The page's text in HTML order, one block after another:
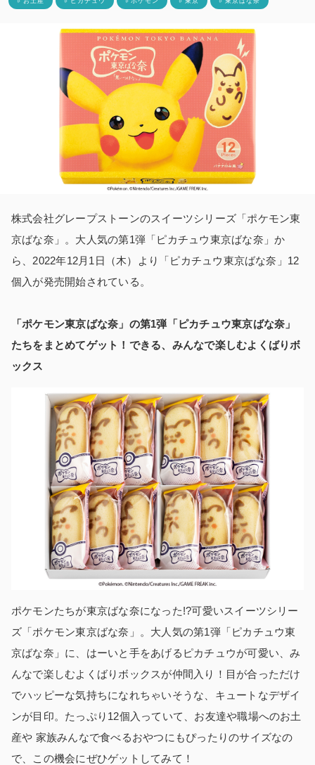
株式会社グレープストーンのスイーツシリーズ「ポケモン東
京ばな奈」。大人気の第1弾「ピカチュウ東京ばな奈」か
ら、2022年12月1日（木）より「ピカチュウ東京ばな奈」12
個入が発売開始されている。
「ポケモン東京ばな奈」の第1弾「ピカチュウ東京ばな奈」
たちをまとめてゲット！できる、みんなで楽しむよくばりボ
ックス
ポケモンたちが東京ばな奈になった!?可愛いスイーツシリー
ズ「ポケモン東京ばな奈」。大人気の第1弾「ピカチュウ東
京ばな奈」に、はーいと手をあげるピカチュウが可愛い、み
んなで楽しむよくばりボックスが仲間入り！目が合っただけ
でハッピーな気持ちになれちゃいそうな、キュートなデザイ
ンが目印。たっぷり12個入っていて、お友達や職場へのお土
産や 家族みんなで食べるおやつにもぴったりのサイズなの
で、この機会にぜひゲットしてみて！